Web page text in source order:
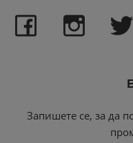
Запишете се, за да